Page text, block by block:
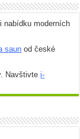
nabídku moderních
saun od české
Navštivtei-